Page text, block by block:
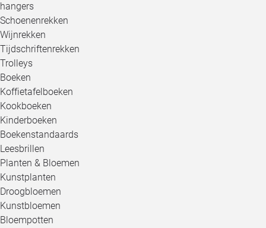
hangers
Schoenenrekken
Wijnrekken
Tijdschriftenrekken
Trolleys
Boeken
Koffietafelboeken
Kookboeken
Kinderboeken
Boekenstandaards
Leesbrillen
Planten & Bloemen
Kunstplanten
Droogbloemen
Kunstbloemen
Bloempotten